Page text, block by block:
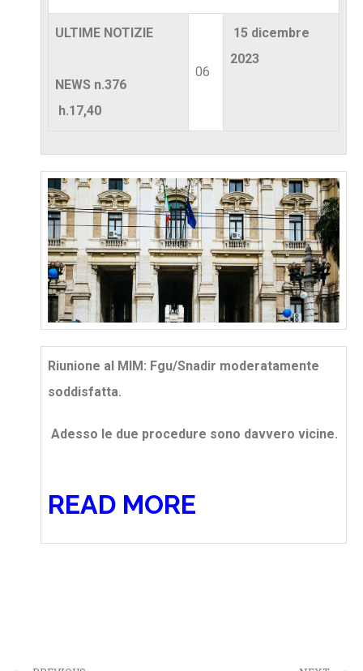
ULTIME NOTIZIE
NEWS n.376
h.17,40
06
15 dicembre
2023
Riunione al MIM: Fgu/Snadir moderatamente
soddisfatta.
Adesso le due procedure sono davvero vicine.
READ MORE